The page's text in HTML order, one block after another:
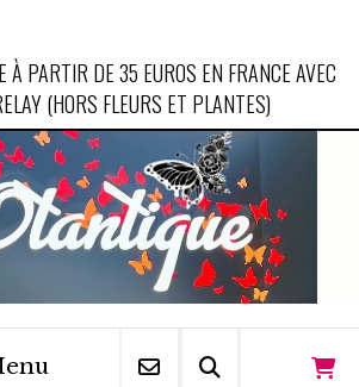
À PARTIR DE 35 EUROS EN FRANCE AVEC
(HORS FLEURS ET PLANTES)